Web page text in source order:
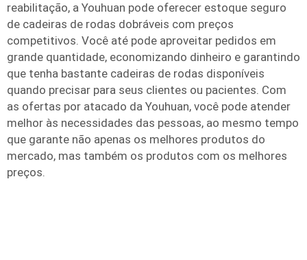
reabilitação, a Youhuan pode oferecer estoque seguro
de cadeiras de rodas dobráveis com preços
competitivos. Você até pode aproveitar pedidos em
grande quantidade, economizando dinheiro e garantindo
que tenha bastante cadeiras de rodas disponíveis
quando precisar para seus clientes ou pacientes. Com
as ofertas por atacado da Youhuan, você pode atender
melhor às necessidades das pessoas, ao mesmo tempo
que garante não apenas os melhores produtos do
mercado, mas também os produtos com os melhores
preços.